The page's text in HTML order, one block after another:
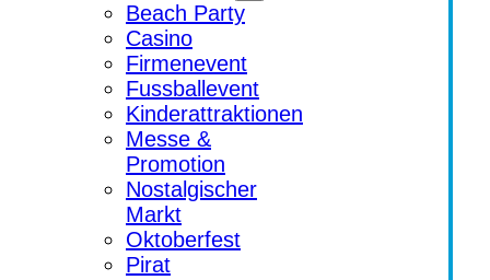
Beach Party
Casino
Firmenevent
Fussballevent
Kinderattraktionen
Messe &
Promotion
Nostalgischer
Markt
Oktoberfest
Pirat